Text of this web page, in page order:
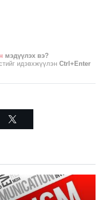
мэдүүлэх вэ?
идэвхжүүлэн Ctrl+Enter